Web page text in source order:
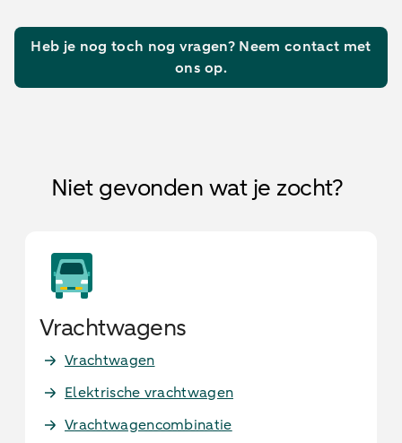
Heb je nog toch nog vragen? Neem contact met
ons op.
Niet gevonden wat je zocht?
Vrachtwagens
Vrachtwagen
Elektrische vrachtwagen
Vrachtwagencombinatie